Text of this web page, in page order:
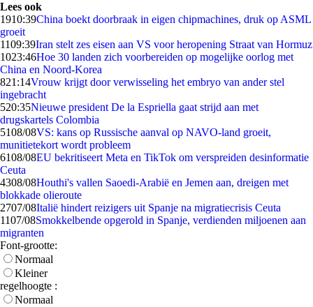
Lees ook
1910:39China boekt doorbraak in eigen chipmachines, druk op ASML
groeit
1109:39Iran stelt zes eisen aan VS voor heropening Straat van Hormuz
1023:46Hoe 30 landen zich voorbereiden op mogelijke oorlog met
China en Noord-Korea
821:14Vrouw krijgt door verwisseling het embryo van ander stel
ingebracht
520:35Nieuwe president De la Espriella gaat strijd aan met
drugskartels Colombia
5108/08VS: kans op Russische aanval op NAVO-land groeit,
munitietekort wordt probleem
6108/08EU bekritiseert Meta en TikTok om verspreiden desinformatie
Ceuta
4308/08Houthi's vallen Saoedi-Arabië en Jemen aan, dreigen met
blokkade olieroute
2707/08Italië hindert reizigers uit Spanje na migratiecrisis Ceuta
1107/08Smokkelbende opgerold in Spanje, verdienden miljoenen aan
migranten
Font-grootte:
Normaal
Kleiner
regelhoogte :
Normaal